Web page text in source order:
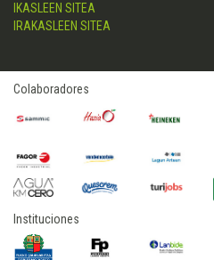
IKASLEEN SITEA
IRAKASLEEN SITEA
Colaboradores
Instituciones